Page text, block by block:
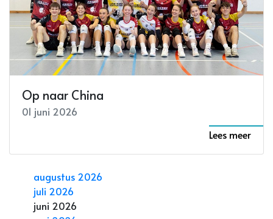
Op naar China
01 juni 2026
Lees meer
augustus 2026
juli 2026
juni 2026